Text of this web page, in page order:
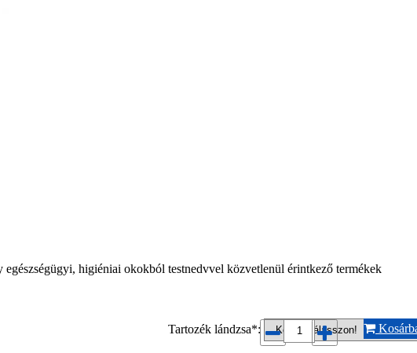
higiéniai okokból testnedvvel közvetlenül érintkező termékek
Tartozék lándzsa*: